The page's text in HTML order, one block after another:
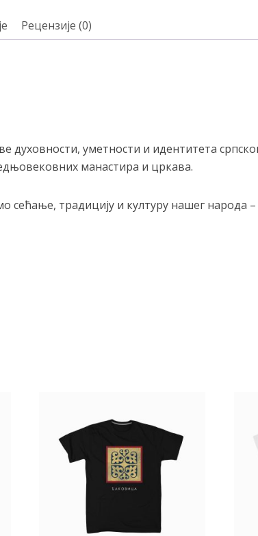
Рецензије (0)
духовности, уметности и идентитета
манастира и цркава.
традицију и културу нашег народа –